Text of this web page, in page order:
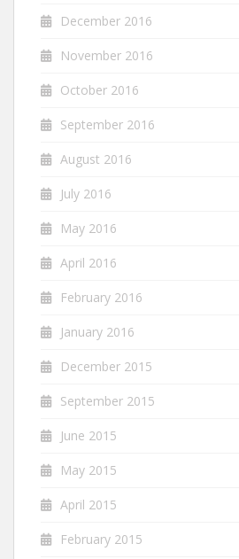
December 2016
November 2016
October 2016
September 2016
August 2016
July 2016
May 2016
April 2016
February 2016
January 2016
December 2015
September 2015
June 2015
May 2015
April 2015
February 2015